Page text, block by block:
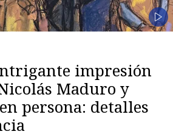
impresión
Maduro y
persona: detalles